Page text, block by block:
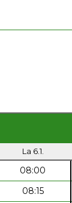
La 6.1.
08:00
08:15